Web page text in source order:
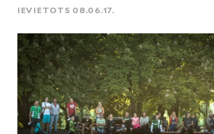
IEVIETOTS 08.06.17.